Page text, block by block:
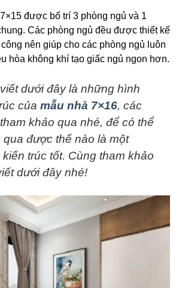
được bố trí 3 phòng ngủ và 1
Các phòng ngủ đều được thiết kế
nên giúp cho các phòng ngủ luôn
hòa không khí tạo giấc ngủ ngon hơn.
dưới đây là những hình
của mẫu nhà 7×16, các
khảo qua nhé, để có thể
được thế nào là một
trúc tốt. Cùng tham khảo
dưới đây nhé!